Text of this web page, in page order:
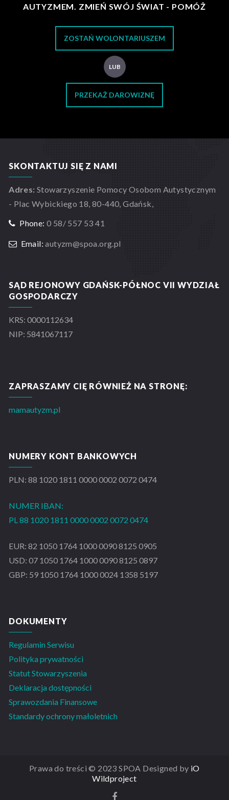
AUTYZMEM. ZMIEŃ SWÓJ ŚWIAT - POMÓŻ
ZOSTAŃ WOLONTARIUSZEM
LUB
PRZEKAŻ DAROWIZNĘ
SKONTAKTUJ SIĘ Z NAMI
Adres: Stowarzyszenie Pomocy Osobom Autystycznym
- Plac Wybickiego 18, 80-440, Gdańsk,
Phone: 0 58/ 557 53 41
Email: autyzm@spoa.org.pl
SĄD REJONOWY GDAŃSK-PÓŁNOC VII WYDZIAŁ
GOSPODARCZY
KRS: 0000112634
NIP: 5841067117
ZAPRASZAMY CIĘ RÓWNIEŻ NA STRONĘ:
mamautyzm.pl
NUMERY KONT BANKOWYCH
PLN: 88 1020 1811 0000 0002 0072 0474
NUMER IBAN:
PL 88 1020 1811 0000 0002 0072 0474
EUR: 82 1050 1764 1000 0090 8125 0905
USD: 07 1050 1764 1000 0090 8125 0897
GBP: 59 1050 1764 1000 0024 1358 5197
DOKUMENTY
Regulamin Serwisu
Polityka prywatności
Statut Stowarzyszenia
Deklaracja dostępności
Sprawozdania Finansowe
Standardy ochrony małoletnich
Prawa do treści © 2023 SPOA Designed by iO
Wildproject